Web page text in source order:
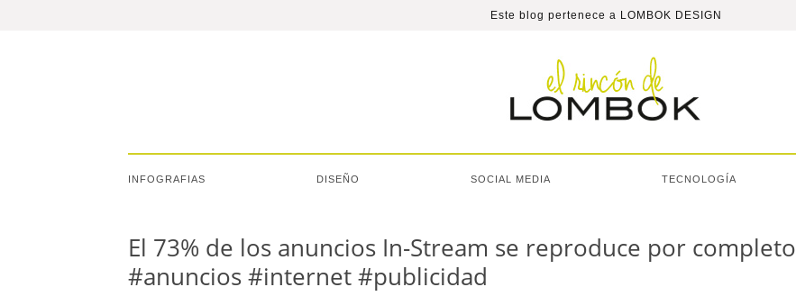
Este blog pertenece a LOMBOK DESIGN
INFOGRAFIAS DISEÑO SOCIAL MEDIA TECNOLOGÍA
El 73% de los anuncios In-Stream se reproduce por completo
#anuncios #internet #publicidad